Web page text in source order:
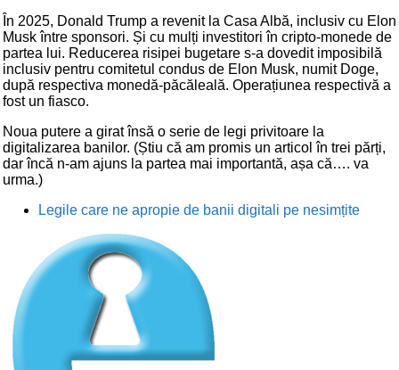
În 2025, Donald Trump a revenit la Casa Albă, inclusiv cu Elon
Musk între sponsori. Și cu mulți investitori în cripto-monede de
partea lui. Reducerea risipei bugetare s-a dovedit imposibilă
inclusiv pentru comitetul condus de Elon Musk, numit Doge,
după respectiva monedă-păcăleală. Operațiunea respectivă a
fost un fiasco.
Noua putere a girat însă o serie de legi privitoare la
digitalizarea banilor. (Știu că am promis un articol în trei părți,
dar încă n-am ajuns la partea mai importantă, așa că…. va
urma.)
Legile care ne apropie de banii digitali pe nesimțite